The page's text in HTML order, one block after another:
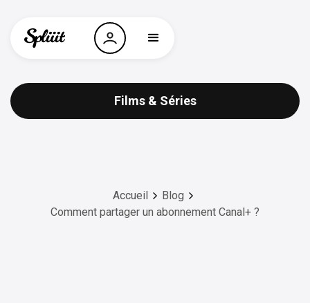
Films & Séries
Accueil
Blog
Comment partager un abonnement Canal+ ?